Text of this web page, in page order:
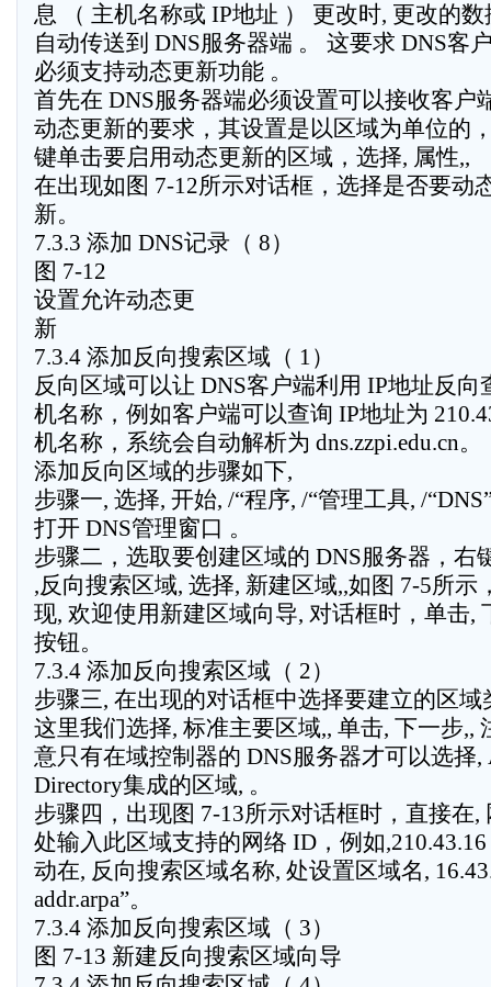
息 （ 主机名称或 IP地址 ） 更改时, 更改的数
自动传送到 DNS服务器端 。 这要求 DNS客
必须支持动态更新功能 。
首先在 DNS服务器端必须设置可以接收客户
动态更新的要求，其设置是以区域为单位的
键单击要启用动态更新的区域，选择, 属性,,
在出现如图 7-12所示对话框，选择是否要动
新。
7.3.3 添加 DNS记录（ 8）
图 7-12
设置允许动态更
新
7.3.4 添加反向搜索区域（ 1）
反向区域可以让 DNS客户端利用 IP地址反向
机名称，例如客户端可以查询 IP地址为
机名称，系统会自动解析为 dns.zzpi.edu.cn。
添加反向区域的步骤如下,
步骤一, 选择, 开始, /“程序, /“管理工具, /
打开 DNS管理窗口 。
步骤二，选取要创建区域的 DNS服务器，右
,反向搜索区域, 选择, 新建区域,,如图 7-5所示
现, 欢迎使用新建区域向导, 对话框时，单击,
按钮。
7.3.4 添加反向搜索区域（ 2）
步骤三, 在出现的对话框中选择要建立的区域
这里我们选择, 标准主要区域,, 单击, 下一步,,
意只有在域控制器的 DNS服务器才可以选择,
Directory集成的区域, 。
步骤四，出现图 7-13所示对话框时，直接在,
处输入此区域支持的网络 ID，例如
动在, 反向搜索区域名称, 处设置区域名,
addr.arpa”。
7.3.4 添加反向搜索区域（ 3）
图 7-13 新建反向搜索区域向导